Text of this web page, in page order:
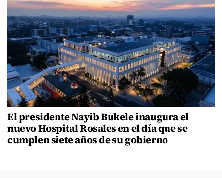
El presidente Nayib Bukele inaugura el
nuevo Hospital Rosales en el día que se
cumplen siete años de su gobierno